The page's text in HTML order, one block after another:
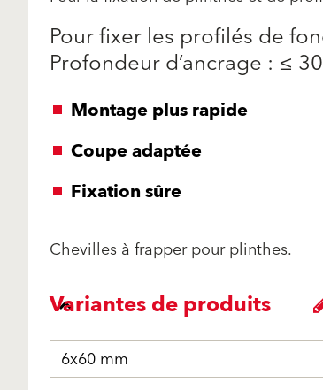
Pour fixer les profilés de
Profondeur d’ancrage : ≤
Montage plus rapide
Coupe adaptée
Fixation sûre
Chevilles à frapper pour plinthes.
Variantes de produits
6x60 mm